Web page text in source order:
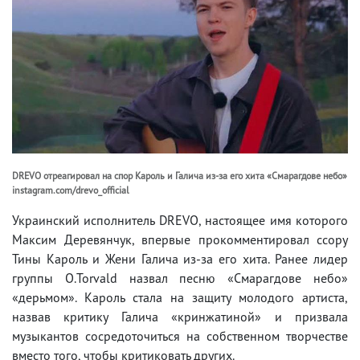
DREVO отреагировал на спор Кароль и Галича из-за его хита «Смарагдове небо»
instagram.com/drevo_official
Украинский исполнитель DREVO, настоящее имя которого
Максим Деревянчук, впервые прокомментировал ссору
Тины Кароль и Жени Галича из-за его хита. Ранее лидер
группы O.Torvald назвал песню «Смарагдове небо»
«дерьмом». Кароль стала на защиту молодого артиста,
назвав критику Галича «кринжатиной» и призвала
музыкантов сосредоточиться на собственном творчестве
вместо того, чтобы критиковать других.